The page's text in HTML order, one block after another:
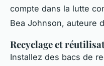
compte dans la lutte
Bea Johnson, auteure
Recyclage et
Installez des bacs de